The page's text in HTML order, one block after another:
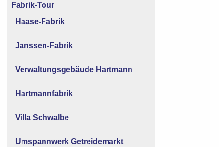
Fabrik-Tour
Haase-Fabrik
Janssen-Fabrik
Verwaltungsgebäude Hartmann
Hartmannfabrik
Villa Schwalbe
Umspannwerk Getreidemarkt